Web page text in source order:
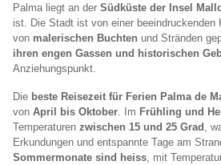
Palma liegt an der Südküste der Insel
ist. Die Stadt ist von einer beeindruckenden
von malerischen Buchten und Stränden
ihren engen Gassen und historischen
Anziehungspunkt.
Die beste Reisezeit für Ferien Palma de
von April bis Oktober . Im Frühling und
Temperaturen zwischen 15 und 25 Grad
,
Erkundungen und entspannte Tage am
Sommermonate sind heiss , mit